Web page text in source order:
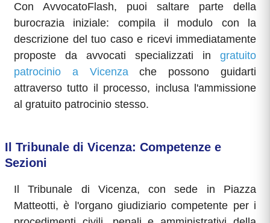
Con AvvocatoFlash, puoi saltare parte della
burocrazia iniziale: compila il modulo con la
descrizione del tuo caso e ricevi immediatamente
proposte da avvocati specializzati in gratuito
patrocinio a Vicenzache possono guidarti
attraverso tutto il processo, inclusa l'ammissione
al gratuito patrocinio stesso.
Il Tribunale di Vicenza: Competenze e
Sezioni
Il Tribunale di Vicenza, con sede in Piazza
Matteotti, è l'organo giudiziario competente per i